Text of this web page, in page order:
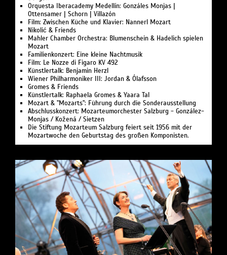
Orquesta Iberacademy Medellín: Gonzáles Monjas |
Ottensamer | Schorn | Villazón
Film: Zwischen Küche und Klavier: Nannerl Mozart
Nikolić & Friends
Mahler Chamber Orchestra: Blumenschein & Hadelich spielen
Mozart
Familienkonzert: Eine kleine Nachtmusik
Film: Le Nozze di Figaro KV 492
Künstlertalk: Benjamin Herzl
Wiener Philharmoniker III: Jordan & Ólafsson
Gromes & Friends
Künstlertalk: Raphaela Gromes & Yaara Tal
Mozart & "Mozarts": Führung durch die Sonderausstellung
Abschlusskonzert: Mozarteumorchester Salzburg - González-
Monjas / Kožená / Sietzen
Die Stiftung Mozarteum Salzburg feiert seit 1956 mit der
Mozartwoche den Geburtstag des großen Komponisten.